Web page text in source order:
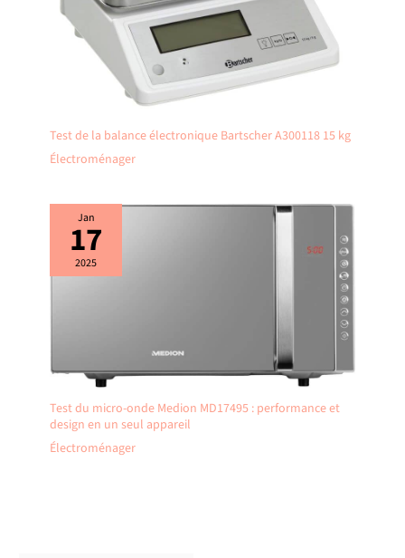
Test de la balance électronique Bartscher A300118 15 kg
Électroménager
Jan
17
2025
Test du micro-onde Medion MD17495 : performance et
design en un seul appareil
Électroménager